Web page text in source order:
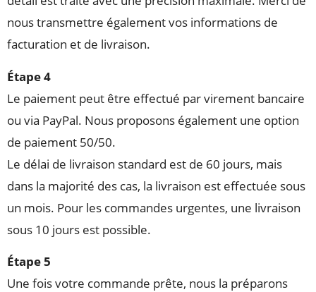
nous transmettre également vos informations de
facturation et de livraison.
Étape 4
Le paiement peut être effectué par virement bancaire
ou via PayPal. Nous proposons également une option
de paiement 50/50.
Le délai de livraison standard est de 60 jours, mais
dans la majorité des cas, la livraison est effectuée sous
un mois. Pour les commandes urgentes, une livraison
sous 10 jours est possible.
Étape 5
Une fois votre commande prête, nous la préparons